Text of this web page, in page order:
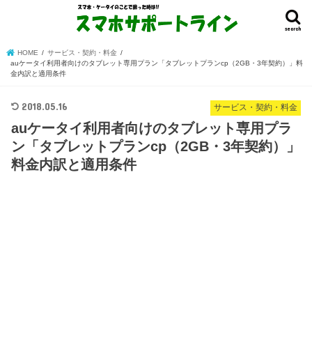
search
HOME
サービス・契約・料金
auケータイ利用者向けのタブレット専用プラン「タブレットプランcp（2GB・3年契約）」料
金内訳と適用条件
サービス・契約・料金
2018.05.16
auケータイ利用者向けのタブレット専用プラ
ン「タブレットプランcp（2GB・3年契約）」
料金内訳と適用条件